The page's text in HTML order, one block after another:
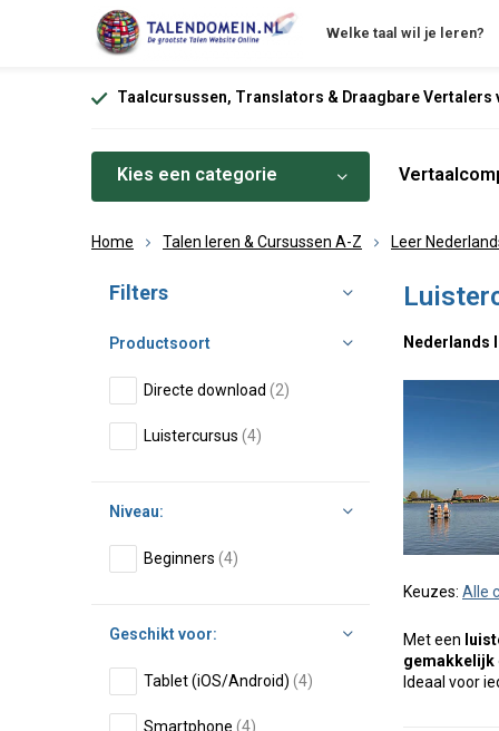
Welke taal wil je leren?
Taalcursussen, Translators & Draagbare
Kies een categorie
Home Talen leren & Cursussen A-Z Leer
Nederlands
Keuzes: Alle
Met een
gemakkelijk
Ideaal voor
Sorteren op:
Filters
Productsoort
Directe download (2)
Luistercursus (4)
Niveau:
Beginners (4)
Geschikt voor:
Tablet (iOS/Android) (4)
Smartphone (4)